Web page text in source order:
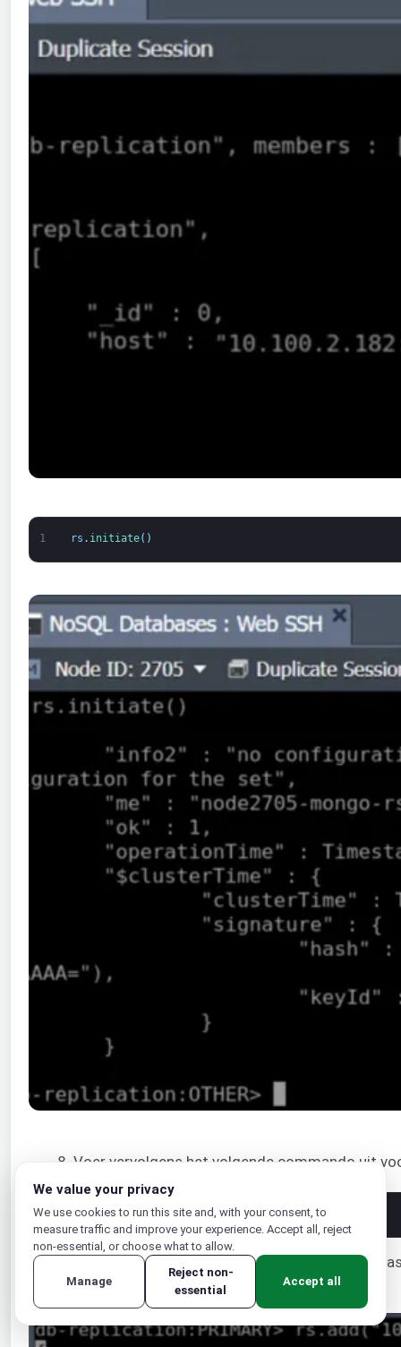
1 rs . initiate( )
8. Voer vervolgens het volgende commando uit
1 rs.add("{db_ip}:27017")
Hier verwijst{db_ip}naar het IP-adres van elke
We value your privacy
We use cookies to run this site and, with your consent, to
measure traffic and improve your experience. Accept all, reject
non-essential, or choose what to allow.
Manage
Reject non-
essential
Accept all